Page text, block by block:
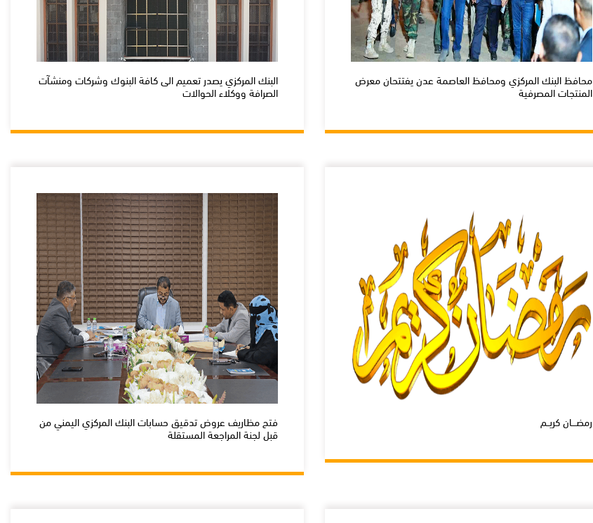
محافظ البنك المركزي ومحافظ العاصمة عدن يفتتحان معرض
المنتجات المصرفية
البنك المركزي يصدر تعميم الى كافة البنوك وشركات ومنشآت
الصرافة ووكلاء الحوالات
رمضـــان كريــم فتح مظاريف عروض تدقيق حسابات البنك المركزي اليمني من
قبل لجنة المراجعة المستقلة